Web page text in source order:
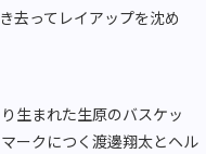
去ってレイアップを沈め
生まれた生原のバスケッ
ークにつく渡邊翔太とヘル